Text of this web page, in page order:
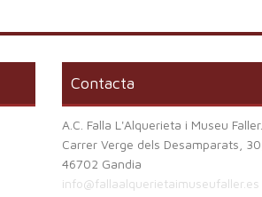
Contacta
A.C. Falla L'Alquerieta i Museu Faller.
Carrer Verge dels Desamparats, 30,
46702 Gandia
info@fallaalquerietaimuseufaller.es